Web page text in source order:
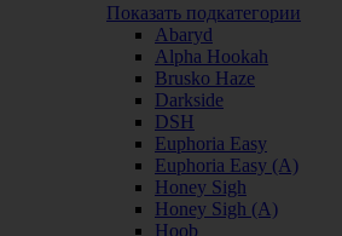
Показать подкатегории
Abaryd
Alpha Hookah
Brusko Haze
Darkside
DSH
Euphoria Easy
Euphoria Easy (А)
Honey Sigh
Honey Sigh (А)
Hoob